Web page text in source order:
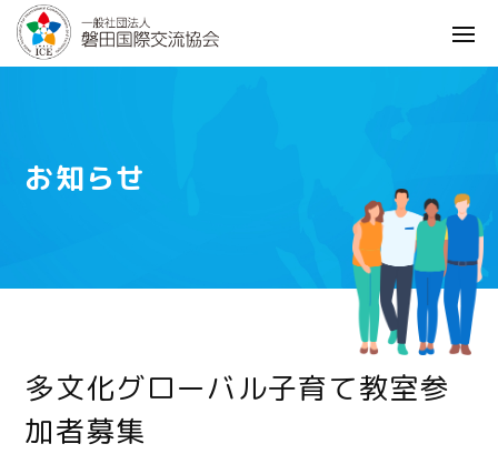
お知らせ
多文化グローバル子育て教室参
加者募集